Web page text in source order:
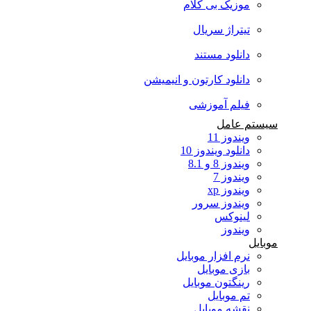
موزیک بی کلام
تیتراژ سریال
دانلود مستند
دانلود کارتون و انیمیشن
فیلم آموزشی
سیستم عامل
ویندوز 11
دانلود ویندوز 10
ویندوز 8 و 8.1
ویندوز 7
ویندوز xp
ویندوز سرور
لینوکس
ویندوز
موبایل
نرم افزار موبایل
بازی موبایل
رینگتون موبایل
تم موبایل
نقشه موبایل